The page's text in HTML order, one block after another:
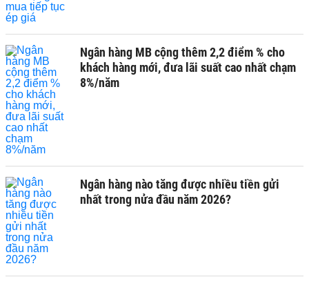
Ngân hàng MB cộng thêm 2,2 điểm % cho
khách hàng mới, đưa lãi suất cao nhất chạm
8%/năm
Ngân hàng nào tăng được nhiều tiền gửi
nhất trong nửa đầu năm 2026?